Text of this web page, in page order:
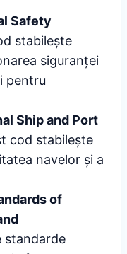
Safety
stabilește
siguranței
pentru
Ship and Port
cod stabilește
navelor și a
of
standarde